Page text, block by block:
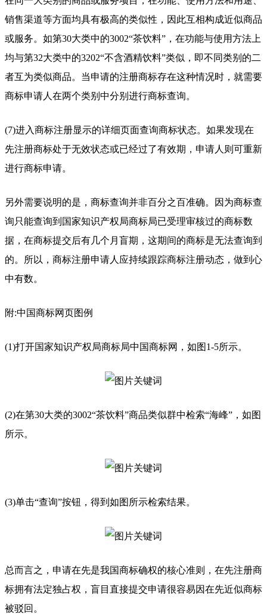
销售渠道等方面均具有极高的类似性，因此互相构成近似商品
或服务。如第30大类中的3002“茶饮料”，在功能与使用方法上
均与第32大类中的3202“不含酒精饮料”类似，即不同类别的二
者互为类似商品。当申请的注册商标存在这种情况时，就需要
商标申请人在两个类别中分别进行商标查询。
(7)进入商标注册显示的详细页面查询商标状态。如果发现在
先注册商标处于无效状态或已经过了有效期，申请人则可重新
进行商标申请。
另外需要说明的是，商标查询并非百分之百准确。因为商标查
询只能查询到国家知识产权局商标局已受理审核过的商标数
据，在商标提交后有几个月盲期，这期间的商标是无法查询到
的。所以，商标注册申请人应持续跟踪商标注册动态，做到心
中有数。
附:中国商标网页图例
(1)打开国家知识产权局商标局中国商标网，如图1-5所示。
(2)在第30大类的3002“茶饮料”商品类似群中检索“海峰”，如图
所示。
(3)单击“查询”按钮，得到如图所示检索结果。
总而言之，申请在先是我国商标确权的核心准则，在先注册商
标拥有法定独占权，盲目直接提交申请很容易因在先近似商标
被驳回。